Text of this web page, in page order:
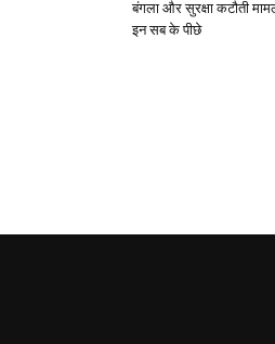
बंगला और सुरक्षा कटौती
इन सब के पीछे